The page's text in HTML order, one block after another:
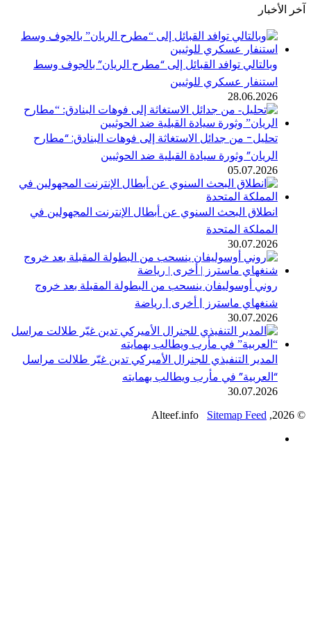
توافد القبائل إلى “مطرح الريان” بالجوف وسط
عسكري للوثيين
من جدائل الاستغاثة إلى فوهات البنادق: “مطارح
وثورة سيادة القبلية ضد الحوثيين
البحث السنوي عن أبطال الإنترنت المجهولين في
المتحدة
أوسوليفان ينسحب من البطولة المقبلة بعد خروج
ماسترز | أخرى | رياضة
التنفيذي للجنرال الأميركي تدين غيّر طلالت مراسل
في مأرب ويطالب بهمايته
Sitemap Feed